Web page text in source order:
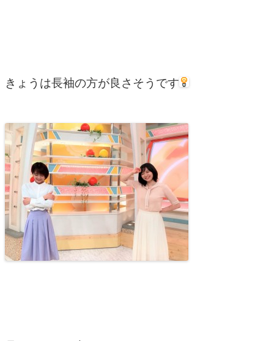
きょうは長袖の方が良さそうです